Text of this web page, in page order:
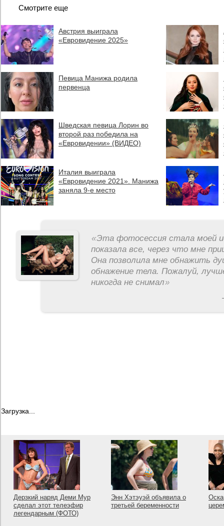
Смотрите еще
Австрия выиграла
«Евровидение 2025»
Певица Манижа родила
первенца
Шведская певица Лорин во
второй раз победила на
«Евровидении» (ВИДЕО)
Италия выиграла
«Евровидение 2021». Манижа
заняла 9-е место
«Эта фотосессия стала моей
показала все, через что мне
Она позволила мне обнажить
обнажение тела. Пожалуй,
никогда не снимал»
Загрузка...
Дерзкий наряд Деми Мур
сделал этот телеэфир
легендарным (ФОТО)
Энн Хэтэуэй объявила о
третьей беременности